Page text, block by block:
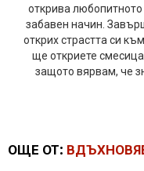
открива
забавен начин.
открих страстта си
ще откриете
защото вярвам, че
ОЩЕ ОТ: